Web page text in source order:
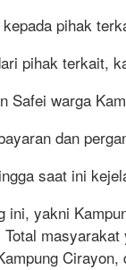
pihak
pihak terkait,
Safei warga
dan
saat ini
ini, yakni